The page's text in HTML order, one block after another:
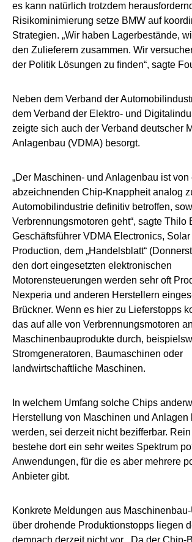
es kann natürlich trotzdem
Risikominimierung setze BMW auf
Strategien. „Wir haben Lagerbestände,
den Zulieferern zusammen. Wir
der Politik Lösungen zu finden“, sagte
Neben dem Verband der
dem Verband der Elektro- und
zeigte sich auch der Verband deutscher
Anlagenbau (VDMA) besorgt.
„Der Maschinen- und Anlagenbau ist von
abzeichnenden Chip-Knappheit analog
Automobilindustrie definitiv betroffen,
Verbrennungsmotoren geht“, sagte Thilo
Geschäftsführer VDMA Electronics,
Production, dem „Handelsblatt“
den dort eingesetzten elektronischen
Motorensteuerungen werden sehr oft
Nexperia und anderen Herstellern
Brückner. Wenn es hier zu Lieferstopps
das auf alle von Verbrennungsmotoren
Maschinenbauprodukte durch,
Stromgeneratoren, Baumaschinen oder
landwirtschaftliche Maschinen.
In welchem Umfang solche Chips
Herstellung von Maschinen und Anlagen
werden, sei derzeit nicht bezifferbar.
bestehe dort ein sehr weites Spektrum
Anwendungen, für die es aber mehrere
Anbieter gibt.
Konkrete Meldungen aus
über drohende Produktionstopps liegen